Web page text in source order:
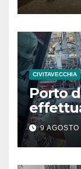
CIVITAVECCHIA
Porto
nave
9